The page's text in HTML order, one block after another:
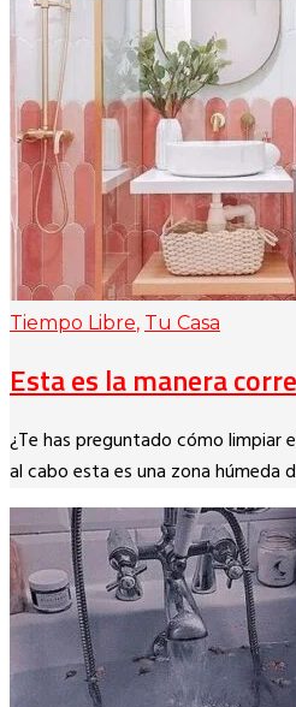
Tiempo Libre, Tu Casa
Esta es la manera
¿Te has preguntado cómo limpiar
al cabo esta es una zona húmeda